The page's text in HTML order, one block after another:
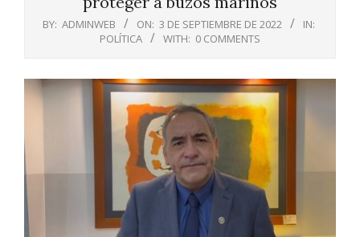
BY: ADMINWEB ON: 3 DE SEPTIEMBRE DE 2022
IN:
POLÍTICA
WITH: 0 COMMENTS